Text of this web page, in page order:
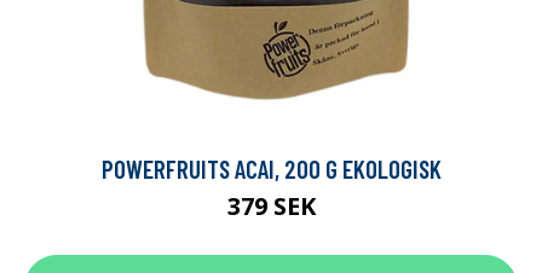
POWERFRUITS ACAI, 200 G EKOLOGISK
379 SEK